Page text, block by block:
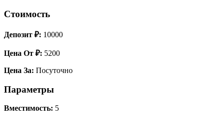
Стоимость
Депозит ₽: 10000
Цена От ₽: 5200
Цена За: Посуточно
Параметры
Вместимость: 5